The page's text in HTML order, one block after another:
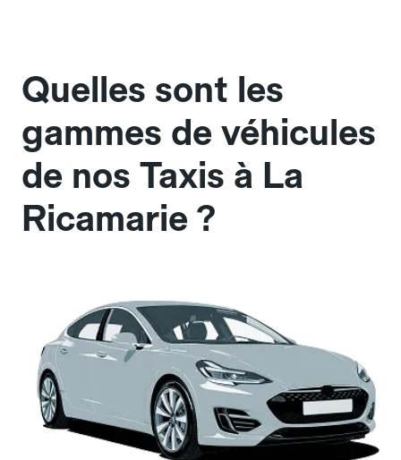
Quelles sont les
gammes de véhicules
de nos Taxis à La
Ricamarie ?